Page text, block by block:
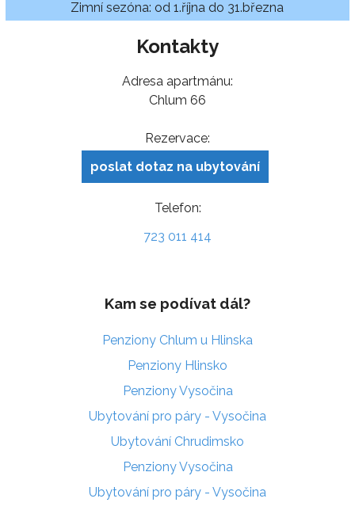
Zimní sezóna: od 1.října do 31.března
Kontakty
Adresa apartmánu:
Chlum 66
Rezervace:
poslat dotaz na ubytování
Telefon:
723 011 414
Kam se podívat dál?
Penziony Chlum u Hlinska
Penziony Hlinsko
Penziony Vysočina
Ubytování pro páry - Vysočina
Ubytování Chrudimsko
Penziony Vysočina
Ubytování pro páry - Vysočina